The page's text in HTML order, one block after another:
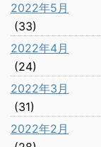
2022年5月
(33)
2022年4月
(24)
2022年3月
(31)
2022年2月